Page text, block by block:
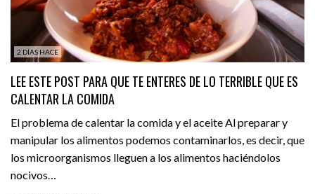
2 DÍAS HACE
LEE ESTE POST PARA QUE TE ENTERES DE LO TERRIBLE QUE ES
CALENTAR LA COMIDA
El problema de calentar la comida y el aceite Al preparar y
manipular los alimentos podemos contaminarlos, es decir, que
los microorganismos lleguen a los alimentos haciéndolos
nocivos…